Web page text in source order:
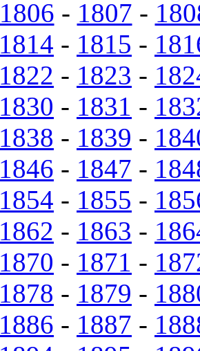
1806 - 1807 -
1814 - 1815 -
1822 - 1823 -
1830 - 1831 -
1838 - 1839 -
1846 - 1847 -
1854 - 1855 -
1862 - 1863 -
1870 - 1871 -
1878 - 1879 -
1886 - 1887 -